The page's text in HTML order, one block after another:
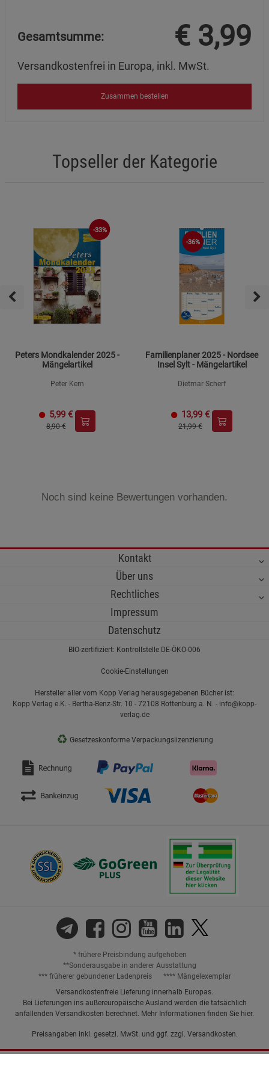
Gesamtsumme: € 3,99
Versandkostenfrei in Europa, inkl. MwSt.
Zusammen bestellen
Topseller der Kategorie
-33%
Peters Mondkalender 2025 -
Mängelartikel
Peter Kern
5,99 €
8,90 €
-36%
Familienplaner 2025 - Nordsee
Insel Sylt - Mängelartikel
Dietmar Scherf
13,99 €
21,99 €
Noch sind keine Bewertungen vorhanden.
Kontakt
Über uns
Rechtliches
Impressum
Datenschutz
BIO-zertifiziert: Kontrollstelle DE-ÖKO-006
Cookie-Einstellungen
Hersteller aller vom Kopp Verlag herausgegebenen Bücher ist:
Kopp Verlag e.K. - Bertha-Benz-Str. 10 - 72108 Rottenburg a. N. - info@kopp-
verlag.de
♻ Gesetzeskonforme Verpackungslizenzierung
* frühere Preisbindung aufgehoben
**Sonderausgabe in anderer Ausstattung
*** früherer gebundener Ladenpreis
**** Mängelexemplar
Versandkostenfreie Lieferung innerhalb Europas.
Bei Lieferungen ins außereuropäische Ausland werden die tatsächlich
anfallenden Versandkosten berechnet. Mehr Informationen finden Sie hier.
Preisangaben inkl. gesetzl. MwSt. und ggf. zzgl. Versandkosten.
Cookie-Informationen anzeigen
Datenschutzerklärung